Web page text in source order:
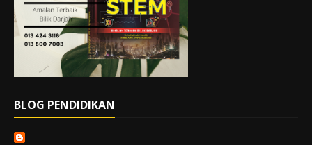
BLOG PENDIDIKAN